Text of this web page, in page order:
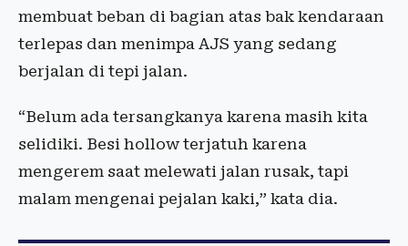
membuat beban di bagian atas bak kendaraan
terlepas dan menimpa AJS yang sedang
berjalan di tepi jalan.
“Belum ada tersangkanya karena masih kita
selidiki. Besi hollow terjatuh karena
mengerem saat melewati jalan rusak, tapi
malam mengenai pejalan kaki,” kata dia.